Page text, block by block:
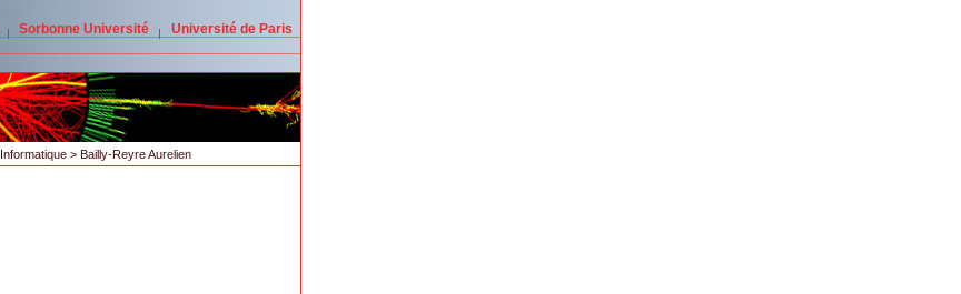
Sorbonne Université Université de Paris
Informatique > Bailly-Reyre Aurelien